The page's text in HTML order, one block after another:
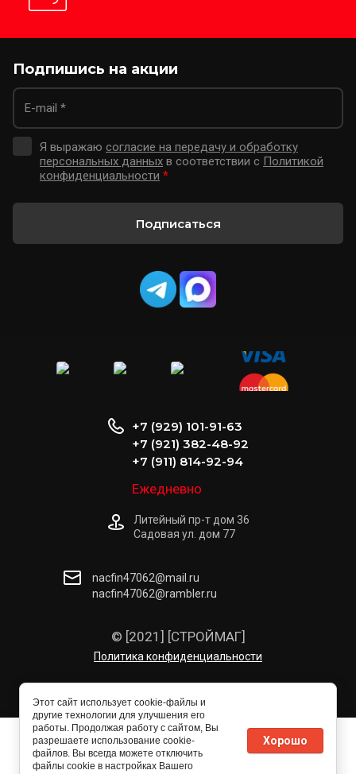
Подпишись на акции
Я выражаю согласие на передачу и обработку
персональных данных в соответствии с Политикой
конфиденциальности *
Подписаться
© [2021] [СТРОЙМАГ]
Политика конфиденциальности
+7 (929) 101-91-63
+7 (921) 382-48-92
+7 (911) 814-92-94
Ежедневно
Литейный пр-т дом 36
Садовая ул. дом 77
nacfin47062@mail.ru
nacfin47062@rambler.ru
Этот сайт использует файлы cookie и метаданные. Продолжая
просматривать его, вы соглашаетесь на использование нами
файлов cookie и метаданных в соответствии сПолитикой
конфиденциальности
Этот сайт использует cookie-файлы и
другие технологии для улучшения его
работы. Продолжая работу с сайтом, Вы
разрешаете использование cookie-
файлов. Вы всегда можете отключить
файлы cookie в настройках Вашего
Хорошо